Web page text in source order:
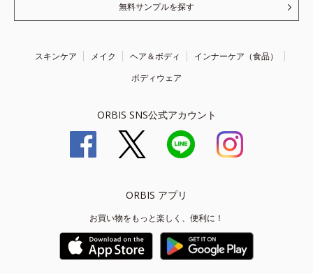
無料サンプルを探す
スキンケア メイク ヘア＆ボディ
インナーケア（食品）
ボディウェア
ORBIS SNS公式アカウント
ORBIS アプリ
お買い物をもっと楽しく、便利に！